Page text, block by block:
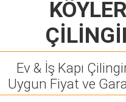
Ev & İş Kapı
Uygun Fiyat ve